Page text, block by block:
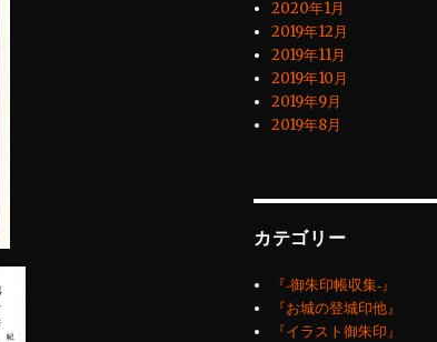
2020年1月
2019年12月
2019年11月
2019年10月
2019年9月
2019年8月
カテゴリー
『‐御朱印帳収集‐』
『お城の登城印他』
『イラスト御朱印』